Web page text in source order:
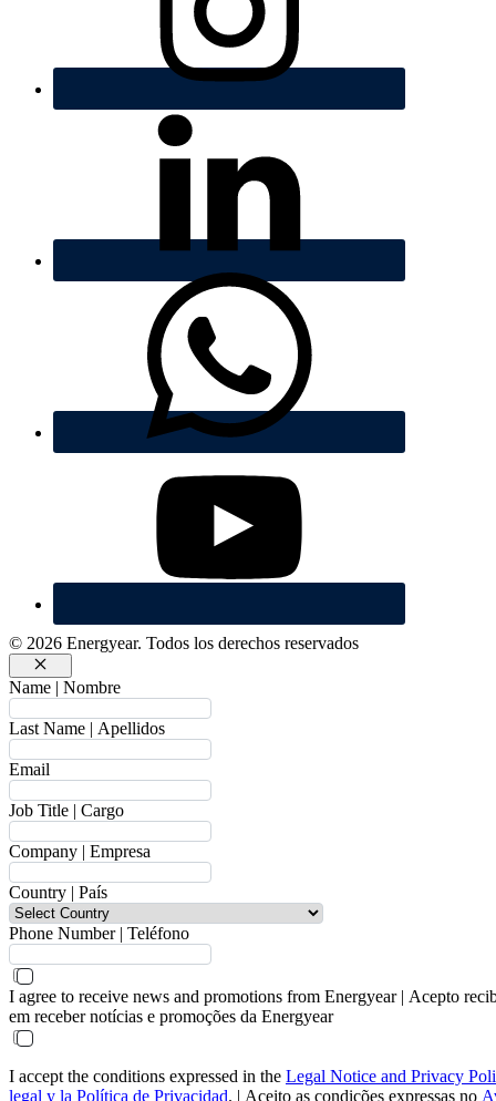
© 2026 Energyear. Todos los derechos reservados
Cerrar
Name | Nombre
Last Name | Apellidos
Email
Job Title | Cargo
Company | Empresa
Country | País
Phone Number | Teléfono
I agree to receive news and promotions from Energyear | Acepto
em receber notícias e promoções da Energyear
I accept the conditions expressed in the Legal Notice and Privacy
legal y la Política de Privacidad. | Aceito as condições expressas no